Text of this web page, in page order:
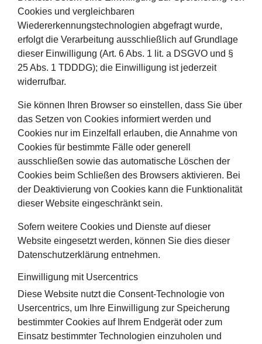
Cookies und vergleichbaren
Wiedererkennungstechnologien abgefragt wurde,
erfolgt die Verarbeitung ausschließlich auf Grundlage
dieser Einwilligung (Art. 6 Abs. 1 lit. a DSGVO und §
25 Abs. 1 TDDDG); die Einwilligung ist jederzeit
widerrufbar.
Sie können Ihren Browser so einstellen, dass Sie über
das Setzen von Cookies informiert werden und
Cookies nur im Einzelfall erlauben, die Annahme von
Cookies für bestimmte Fälle oder generell
ausschließen sowie das automatische Löschen der
Cookies beim Schließen des Browsers aktivieren. Bei
der Deaktivierung von Cookies kann die Funktionalität
dieser Website eingeschränkt sein.
Sofern weitere Cookies und Dienste auf dieser
Website eingesetzt werden, können Sie dies dieser
Datenschutzerklärung entnehmen.
Einwilligung mit Usercentrics
Diese Website nutzt die Consent-Technologie von
Usercentrics, um Ihre Einwilligung zur Speicherung
bestimmter Cookies auf Ihrem Endgerät oder zum
Einsatz bestimmter Technologien einzuholen und